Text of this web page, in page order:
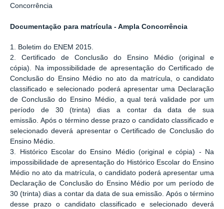
Concorrência
Documentação para matrícula - Ampla Concorrência
1. Boletim do ENEM 2015.
2. Certificado de Conclusão do Ensino Médio (original e
cópia). Na impossibilidade de apresentação do Certificado de
Conclusão do Ensino Médio no ato da matrícula, o candidato
classificado e selecionado poderá apresentar uma Declaração
de Conclusão do Ensino Médio, a qual terá validade por um
período de 30 (trinta) dias a contar da data de sua
emissão. Após o término desse prazo o candidato classificado e
selecionado deverá apresentar o Certificado de Conclusão do
Ensino Médio.
3. Histórico Escolar do Ensino Médio (original e cópia) - Na
impossibilidade de apresentação do Histórico Escolar do Ensino
Médio no ato da matrícula, o candidato poderá apresentar uma
Declaração de Conclusão do Ensino Médio por um período de
30 (trinta) dias a contar da data de sua emissão. Após o término
desse prazo o candidato classificado e selecionado deverá